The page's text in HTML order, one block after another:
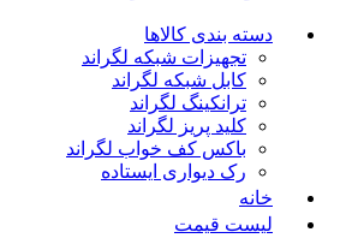
دسته بندی کالاها
تجهیزات شبکه لگراند
کابل شبکه لگراند
ترانکینگ لگراند
کلید پریز لگراند
باکس کف خواب لگراند
رک دیواری ایستاده
خانه
لیست قیمت